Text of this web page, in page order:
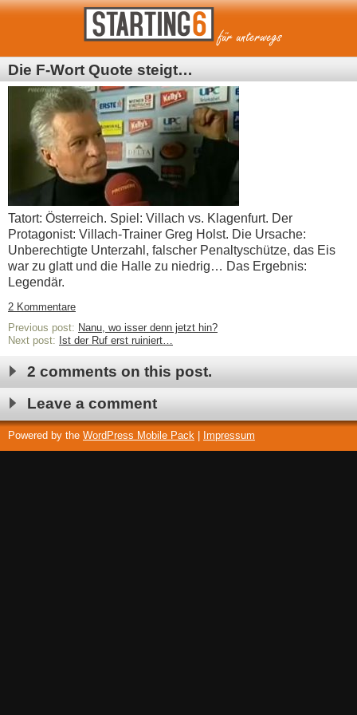
Die F-Wort Quote steigt…
Tatort: Österreich. Spiel: Villach vs. Klagenfurt. Der
Protagonist: Villach-Trainer Greg Holst. Die Ursache:
Unberechtigte Unterzahl, falscher Penaltyschütze, das Eis
war zu glatt und die Halle zu niedrig… Das Ergebnis:
Legendär.
2 Kommentare
Previous post: Nanu, wo isser denn jetzt hin?
Next post: Ist der Ruf erst ruiniert…
2 comments on this post.
Leave a comment
Powered by the WordPress Mobile Pack Impressum